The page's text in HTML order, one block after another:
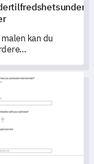
kan du
selskapets